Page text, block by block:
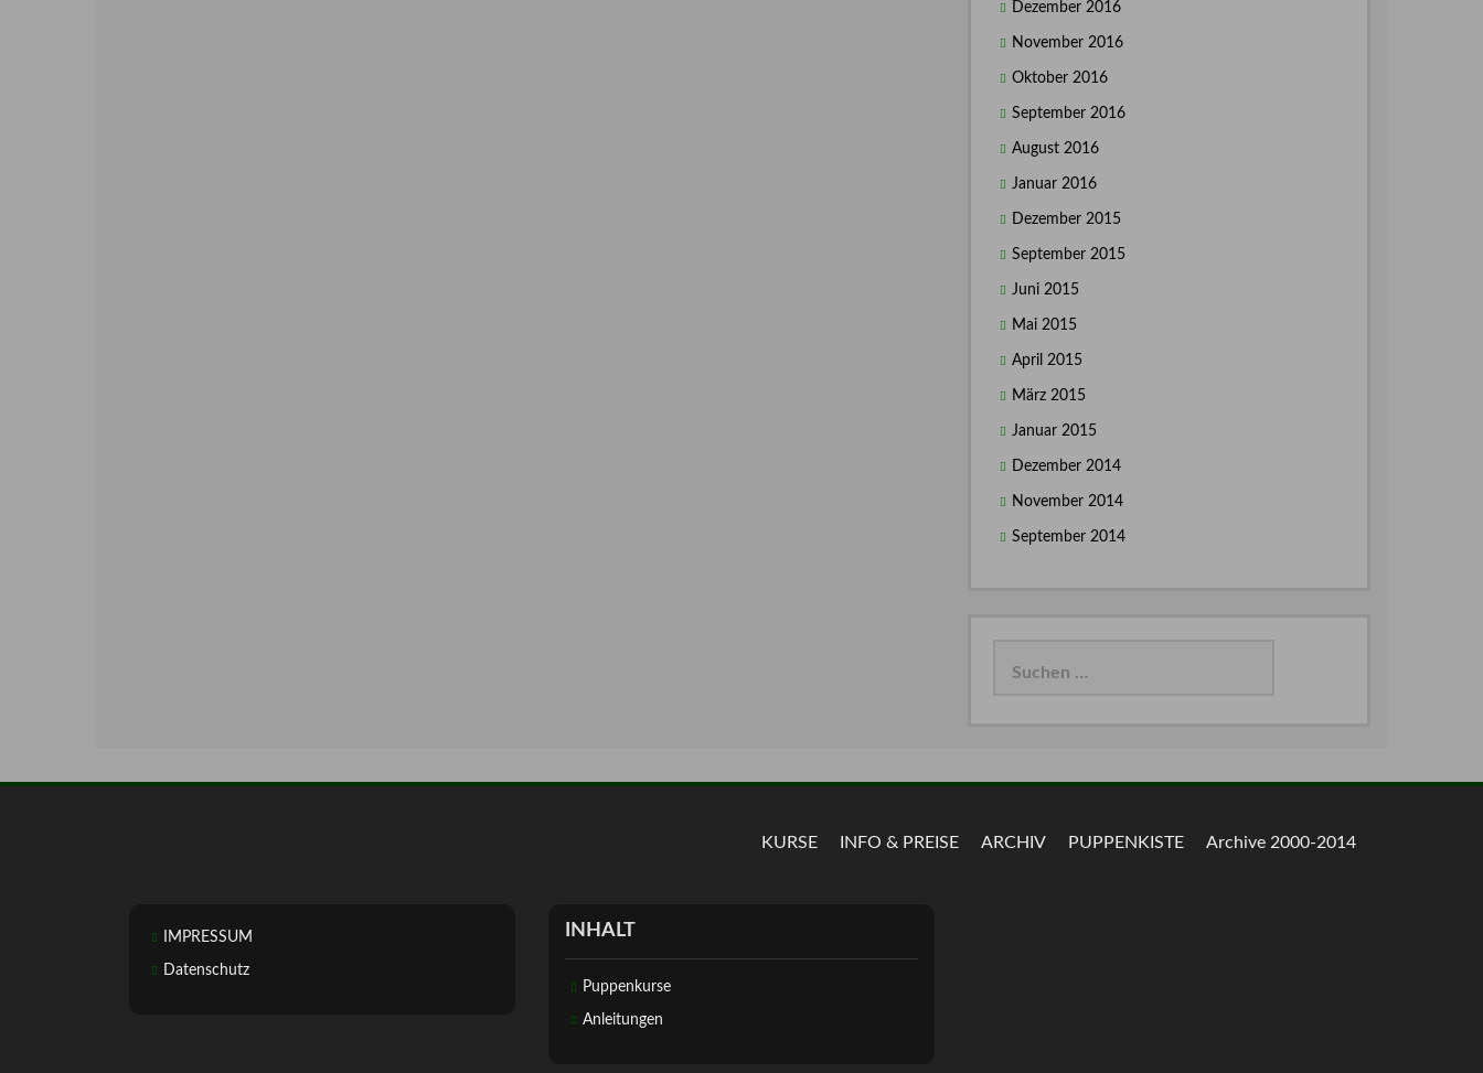
Dezember 2016
November 2016
Oktober 2016
September 2016
August 2016
Januar 2016
Dezember 2015
September 2015
Juni 2015
Mai 2015
April 2015
März 2015
Januar 2015
Dezember 2014
November 2014
September 2014
KURSE INFO & PREISE ARCHIV PUPPENKISTE Archive 2000-2014
IMPRESSUM
Datenschutz
INHALT
Puppenkurse
Anleitungen